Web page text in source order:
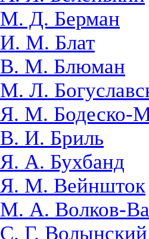
М. Д. Берман
И. М. Блат
В. М. Блюман
М. Л.
Я. М. Бодеско-
В. И. Бриль
Я. А. Бухбанд
Я. М. Вейншток
М. А. Волков-
С. Г. Волынский